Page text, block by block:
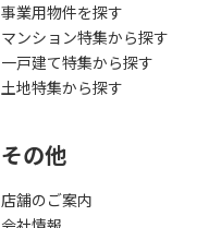
事業用物件を探す
マンション特集から探す
一戸建て特集から探す
土地特集から探す
その他
店舗のご案内